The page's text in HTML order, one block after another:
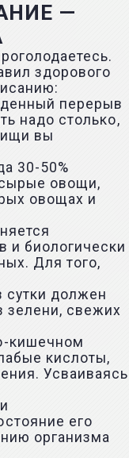
—
здорового
перерыв
надо столько,
вы
30-50%
овощи,
овощах и
и биологически
Для того,
сутки должен
зелени, свежих
кишечном
кислоты,
Усваиваясь
его
организма